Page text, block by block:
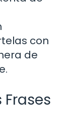
con
de